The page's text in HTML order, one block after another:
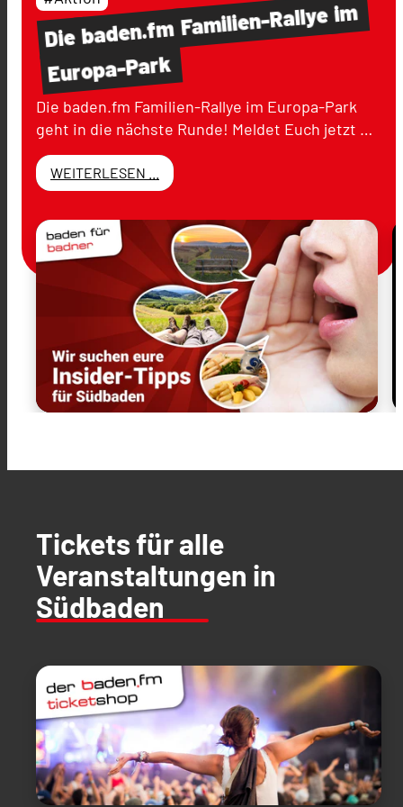
Diebaden.fmFamilien-Rallyeim
Europa-Park
Die baden.fm Familien-Rallye im Europa-Park
geht in die nächste Runde! Meldet Euch jetzt …
WEITERLESEN ...
Tickets für alle
Veranstaltungen in
Südbaden